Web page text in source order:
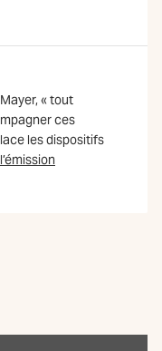
« tout
ces
les dispositifs